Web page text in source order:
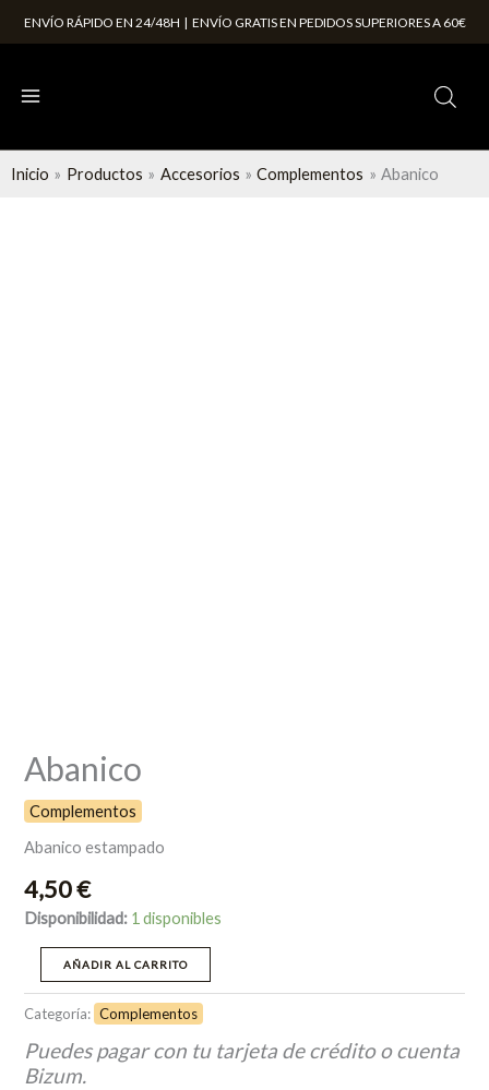
ENVÍO RÁPIDO EN 24/48H | ENVÍO GRATIS EN PEDIDOS SUPERIORES A 60€
Inicio Productos Accesorios Complementos Abanico
Abanico
Complementos
Abanico estampado
4,50€
Disponibilidad: 1 disponibles
AÑADIR AL CARRITO
Categoría: Complementos
Puedes pagar con tu tarjeta de crédito o cuenta
Bizum.